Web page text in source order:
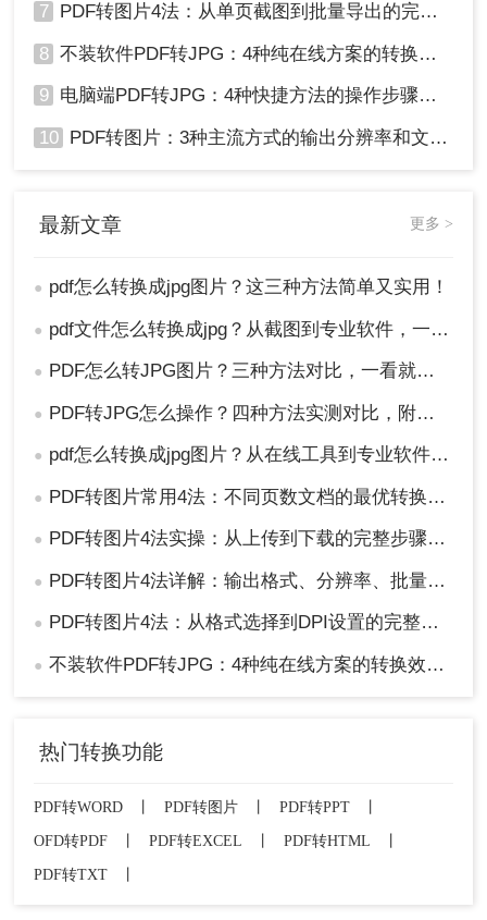
7 PDF转图片4法：从单页截图到批量导出的完整操作路径！
8 不装软件PDF转JPG：4种纯在线方案的转换效果和速度对比！
9 电脑端PDF转JPG：4种快捷方法的操作步骤和常见格式问题！
10 PDF转图片：3种主流方式的输出分辨率和文件体积实测！
最新文章 更多 >
● pdf怎么转换成jpg图片？这三种方法简单又实用！
● pdf文件怎么转换成jpg？从截图到专业软件，一篇讲清楚！
● PDF怎么转JPG图片？三种方法对比，一看就懂！
● PDF转JPG怎么操作？四种方法实测对比，附各场景最优选！
● pdf怎么转换成jpg图片？从在线工具到专业软件，总有一款适合你！
● PDF转图片常用4法：不同页数文档的最优转换路径！
● PDF转图片4法实操：从上传到下载的完整步骤和参数设置！
● PDF转图片4法详解：输出格式、分辨率、批量处理全对比！
● PDF转图片4法：从格式选择到DPI设置的完整操作指南！
● 不装软件PDF转JPG：4种纯在线方案的转换效果和速度对比！
热门转换功能
PDF转WORD PDF转图片 PDF转PPT
OFD转PDF
PDF转EXCEL PDF转HTML
PDF转TXT